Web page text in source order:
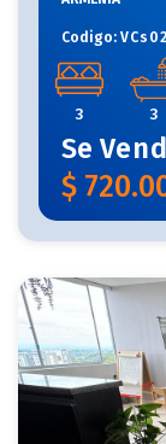
Codigo:
3 3
Se
$